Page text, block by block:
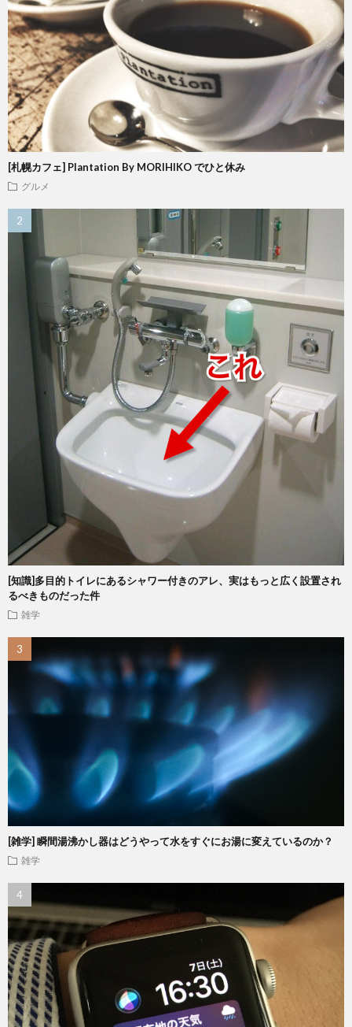
[札幌カフェ] Plantation By MORIHIKO でひと休み
グルメ
[知識]多目的トイレにあるシャワー付きのアレ、実はもっと広く設置され
るべきものだった件
雑学
[雑学] 瞬間湯沸かし器はどうやって水をすぐにお湯に変えているのか？
雑学